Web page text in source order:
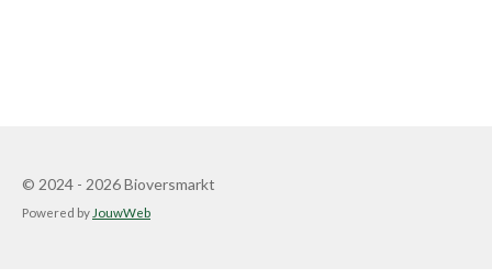
© 2024 - 2026 Bioversmarkt
Powered by JouwWeb